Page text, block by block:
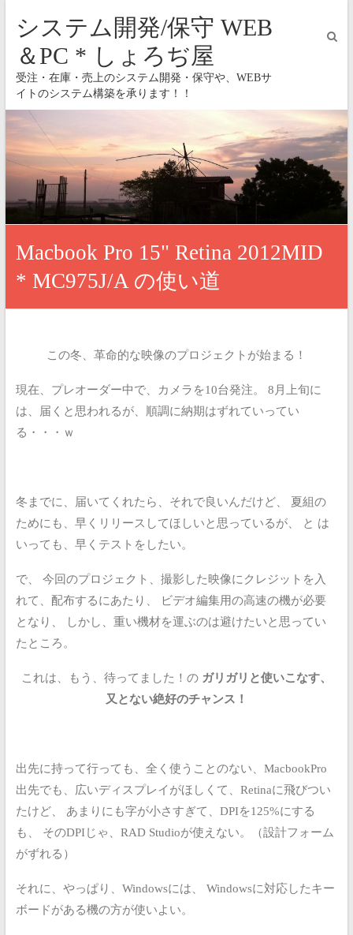
システム開発/保守 WEB
＆PC * しょろぢ屋
受注・在庫・売上のシステム開発・保守や、WEBサ
イトのシステム構築を承ります！！
Macbook Pro 15" Retina 2012MID
* MC975J/A の使い道
この冬、革命的な映像のプロジェクトが始まる！
現在、プレオーダー中で、カメラを10台発注。
8月上旬に
は、届くと思われるが、順調に納期はずれていってい
る・・・ｗ
冬までに、届いてくれたら、それで良いんだけど、
夏組の
ためにも、早くリリースしてほしいと思っているが、
と は
いっても、早くテストをしたい。
で、
今回のプロジェクト、撮影した映像にクレジットを入
れて、配布するにあたり、
ビデオ編集用の高速の機が必要
となり、
しかし、重い機材を運ぶのは避けたいと思ってい
たところ。
これは、もう、待ってました！の ガリガリと使いこなす、
又とない絶好のチャンス！
出先に持って行っても、全く使うことのない、MacbookPro
出先でも、広いディスプレイがほしくて、Retinaに飛びつい
たけど、
あまりにも字が小さすぎて、DPIを125%にする
も、
そのDPIじゃ、RAD Studioが使えない。（設計フォーム
がずれる）
それに、やっぱり、Windowsには、
Windowsに対応したキー
ボードがある機の方が使いよい。